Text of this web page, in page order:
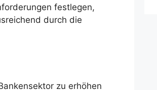
festlegen,
durch die
zu erhöhen